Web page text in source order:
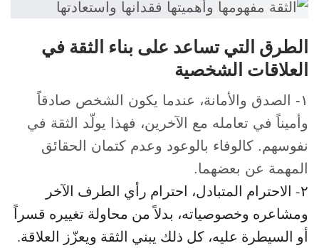
الطرق التي تساعد على بناء الثقة في
العلاقات الشخصية
١- الصدق والأمانة، عندما يكون الشخص صادقاً
وأميناً في تعامله مع الآخرين، فهذا يولّد الثقة في
نفوسهم. كالوفاء بالوعود وعدم كتمان الحقائق
المهمة عن بعضهما.
٢- الاحترام المتبادل، احترام رأي الطرف الآخر
ومشاعره وخصوصياته، بدلاً من محاولة تغييره قسراً
أو السيطرة عليه، كل ذلك يبني الثقة ويعزّز العلاقة.